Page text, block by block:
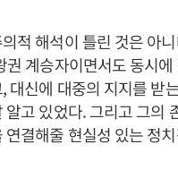
적 해석이 틀린 것은 아
권 계승자이면서도 동시에
대신에 대중의 지지를 받
고 있었다. 그리고 그의
연결해줄 현실성 있는 정